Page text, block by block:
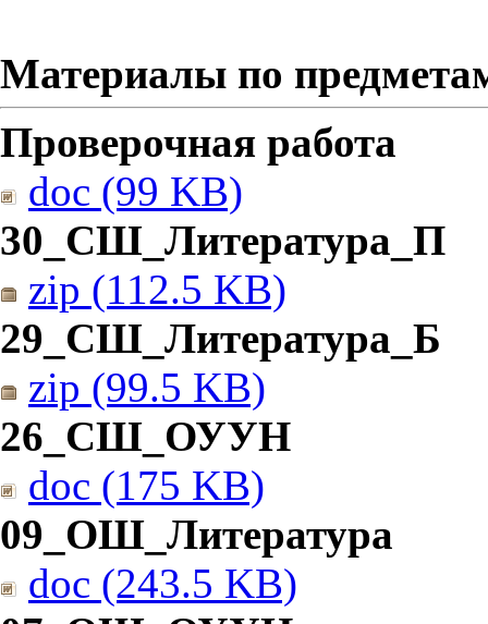
Материалы по
Проверочная работа
doc (99 KB)
30_СШ_Литература_П
zip (112.5 KB)
29_СШ_Литература_Б
zip (99.5 KB)
26_СШ_ОУУН
doc (175 KB)
09_ОШ_Литература
doc (243.5 KB)